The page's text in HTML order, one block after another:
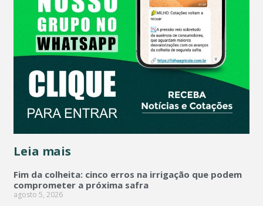
Leia mais
Fim da colheita: cinco erros na irrigação que podem
comprometer a próxima safra
agosto 5, 2026